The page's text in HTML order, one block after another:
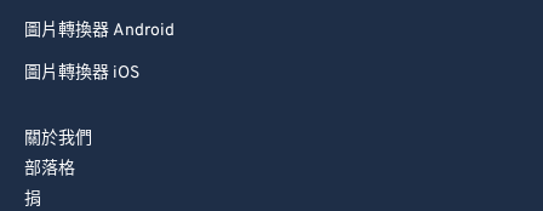
圖片轉換器 Android
圖片轉換器 iOS
關於我們
部落格
捐